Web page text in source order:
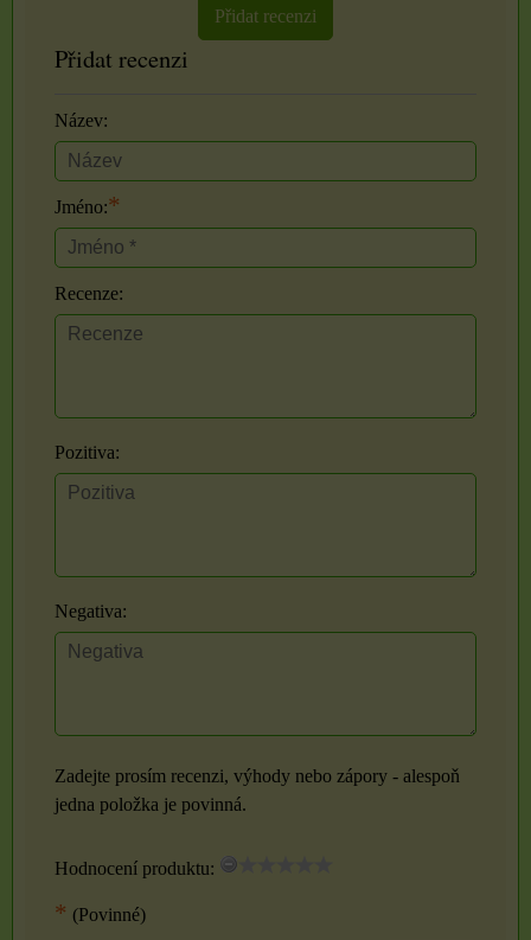
Přidat recenzi
Přidat recenzi
Název:
Jméno:*
Recenze:
Pozitiva:
Negativa:
Zadejte prosím recenzi, výhody nebo zápory - alespoň
jedna položka je povinná.
Hodnocení produktu:
* (Povinné)